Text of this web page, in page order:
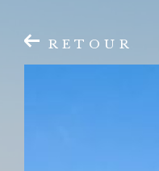
RETOUR